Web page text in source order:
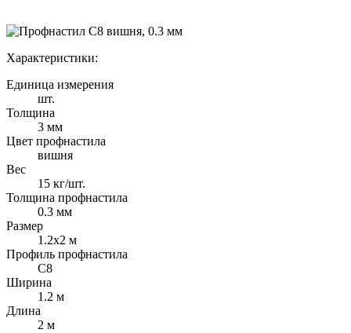
Характеристики:
Единица измерения
шт.
Толщина
3 мм
Цвет профнастила
вишня
Вес
15 кг/шт.
Толщина профнастила
0.3 мм
Размер
1.2х2 м
Профиль профнастила
C8
Ширина
1.2 м
Длина
2 м